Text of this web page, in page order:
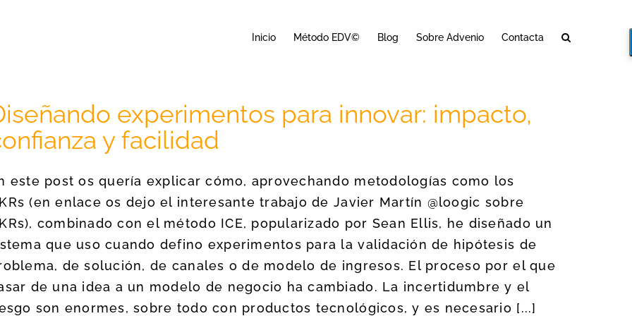
Inicio Método EDV© Blog Sobre Advenio Contacta
experimentos para innovar: impacto,
y facilidad
este post os quería explicar cómo, aprovechando metodologías como los
(en enlace os dejo el interesante trabajo de Javier Martín @loogic sobre
combinado con el método ICE, popularizado por Sean Ellis, he diseñado un
que uso cuando defino experimentos para la validación de hipótesis de
de solución, de canales o de modelo de ingresos. El proceso por el que
de una idea a un modelo de negocio ha cambiado. La incertidumbre y el
son enormes, sobre todo con productos tecnológicos, y es necesario [...]